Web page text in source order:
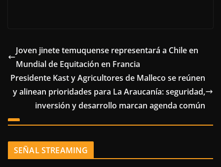
Joven jinete temuquense representará a Chile en
Mundial de Equitación en Francia
Presidente Kast y Agricultores de Malleco se reúnen
y alinean prioridades para La Araucanía: seguridad,
inversión y desarrollo marcan agenda común
SEÑAL STREAMING